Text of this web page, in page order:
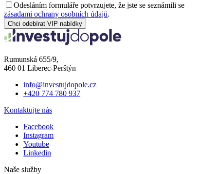
Odesláním formuláře potvrzujete, že jste se seznámili se
zásadami ochrany osobních údajů.
Chci odebírat VIP nabídky
Rumunská 655/9,
460 01 Liberec-Perštýn
info@investujdopole.cz
+420 774 780 937
Kontaktujte nás
Facebook
Instagram
Youtube
Linkedin
Naše služby